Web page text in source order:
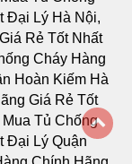
back